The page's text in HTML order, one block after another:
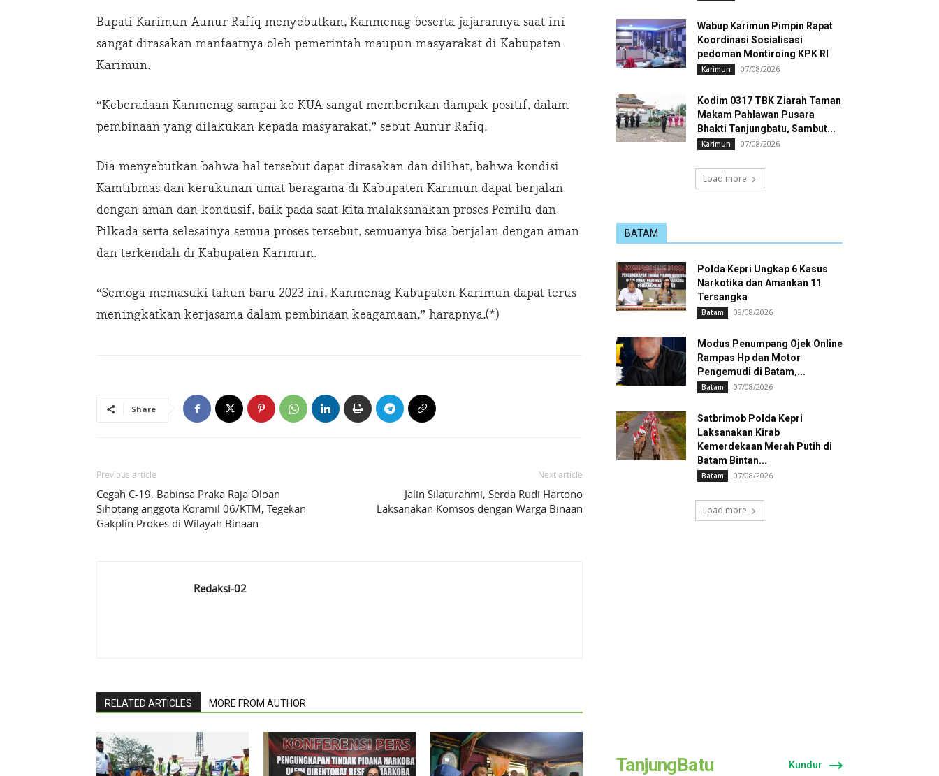
Bupati Karimun Aunur Rafiq menyebutkan, Kanmenag beserta jajarannya saat ini
sangat dirasakan manfaatnya oleh pemerintah maupun masyarakat di Kabupaten
Karimun.
“Keberadaan Kanmenag sampai ke KUA sangat memberikan dampak positif, dalam
pembinaan yang dilakukan kepada masyarakat,” sebut Aunur Rafiq.
Dia menyebutkan bahwa hal tersebut dapat dirasakan dan dilihat, bahwa kondisi
Kamtibmas dan kerukunan umat beragama di Kabupaten Karimun dapat berjalan
dengan aman dan kondusif, baik pada saat kita malaksanakan proses Pemilu dan
Pilkada serta selesainya semua proses tersebut, semuanya bisa berjalan dengan aman
dan terkendali di Kabupaten Karimun.
“Semoga memasuki tahun baru 2023 ini, Kanmenag Kabupaten Karimun dapat terus
meningkatkan kerjasama dalam pembinaan keagamaan,” harapnya.(*)
Share
Previous article
Cegah C-19, Babinsa Praka Raja Oloan
Sihotang anggota Koramil 06/KTM, Tegekan
Gakplin Prokes di Wilayah Binaan
Next article
Jalin Silaturahmi, Serda Rudi Hartono
Laksanakan Komsos dengan Warga Binaan
Redaksi-02
RELATED ARTICLES MORE FROM AUTHOR
Wabup Karimun Pimpin Rapat
Koordinasi Sosialisasi
pedoman Montiroing KPK RI
Karimun 07/08/2026
Kodim 0317 TBK Ziarah Taman
Makam Pahlawan Pusara
Bhakti Tanjungbatu, Sambut...
Karimun 07/08/2026
Load more
BATAM
Polda Kepri Ungkap 6 Kasus
Narkotika dan Amankan 11
Tersangka
Batam 09/08/2026
Modus Penumpang Ojek Online
Rampas Hp dan Motor
Pengemudi di Batam,...
Batam 07/08/2026
Satbrimob Polda Kepri
Laksanakan Kirab
Kemerdekaan Merah Putih di
Batam Bintan...
Batam 07/08/2026
Load more
TanjungBatu Kundur